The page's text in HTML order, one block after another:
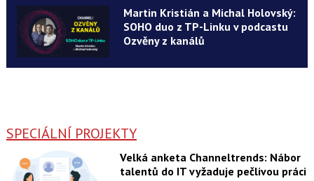
Martin Kristián a Michal Holovský:
SOHO duo z TP-Linku v podcastu
Ozvěny z kanálů
SPECIÁLNÍ PROJEKTY
Velká anketa Channeltrends: Nábor
talentů do IT vyžaduje pečlivou práci